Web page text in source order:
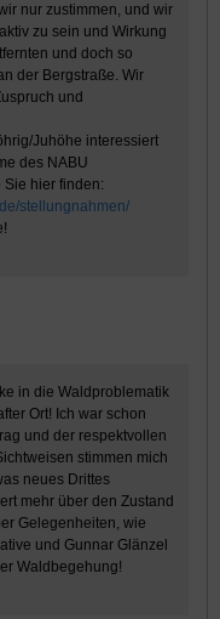
nur zustimmen, und wir
zu sein und Wirkung
und doch so
der Bergstraße. Wir
und
Juhöhe interessiert
des NABU
Sie hier finden:
stellungnahmen/
in die Waldproblematik
Ort! Ich war schon
und der respektvollen
stimmen mich
neues Drittes
mehr über den Zustand
Gelegenheiten, wie
und Gunnar Glänzel
Waldbegehung!